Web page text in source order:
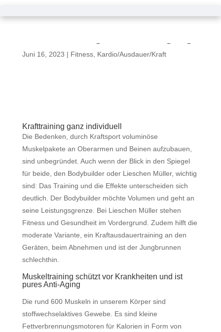
Juni 16, 2023 | Fitness, Kardio/Ausdauer/Kraft
Krafttraining ganz individuell
Die Bedenken, durch Kraftsport voluminöse
Muskelpakete an Oberarmen und Beinen aufzubauen,
sind unbegründet. Auch wenn der Blick in den Spiegel
für beide, den Bodybuilder oder Lieschen Müller, wichtig
sind: Das Training und die Effekte unterscheiden sich
deutlich. Der Bodybuilder möchte Volumen und geht an
seine Leistungsgrenze. Bei Lieschen Müller stehen
Fitness und Gesundheit im Vordergrund. Zudem hilft die
moderate Variante, ein Kraftausdauertraining an den
Geräten, beim Abnehmen und ist der Jungbrunnen
schlechthin.
Muskeltraining schützt vor Krankheiten und ist
pures Anti-Aging
Die rund 600 Muskeln in unserem Körper sind
stoffwechselaktives Gewebe. Es sind kleine
Fettverbrennungsmotoren für Kalorien in Form von